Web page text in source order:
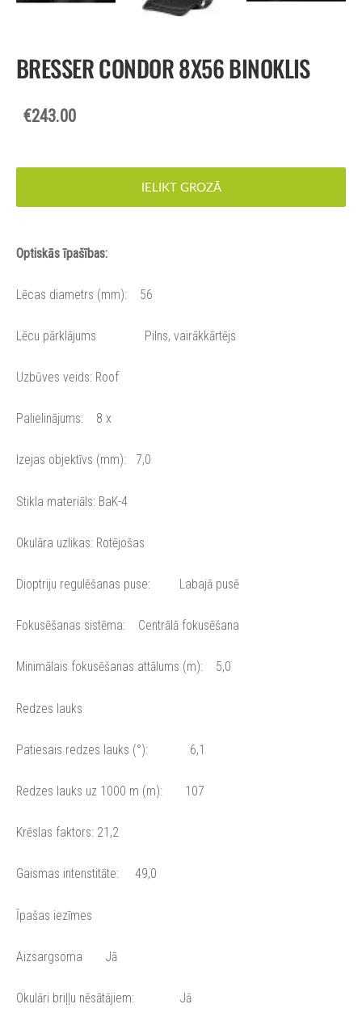
BRESSER CONDOR 8X56 BINOKLIS
€243.00
IELIKT GROZĀ
Optiskās īpašības:
Lēcas diametrs (mm): 56
Lēcu pārklājums Pilns, vairākkārtējs
Uzbūves veids: Roof
Palielinājums: 8 x
Izejas objektīvs (mm): 7,0
Stikla materiāls: BaK-4
Okulāra uzlikas: Rotējošas
Dioptriju regulēšanas puse: Labajā pusē
Fokusēšanas sistēma: Centrālā fokusēšana
Minimālais fokusēšanas attālums (m): 5,0
Redzes lauks
Patiesais redzes lauks (°): 6,1
Redzes lauks uz 1000 m (m): 107
Krēslas faktors: 21,2
Gaismas intenstitāte: 49,0
Īpašas iezīmes
Aizsargsoma Jā
Okulāri briļļu nēsātājiem: Jā